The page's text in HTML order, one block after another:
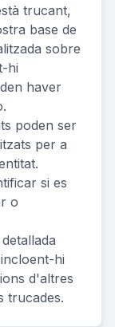
trucant,
base de
sobre
hi
haver
poden ser
per a
si es
o
hi
d'altres
trucades.